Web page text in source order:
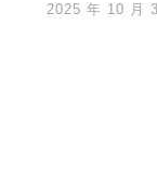
2025 年 10 月